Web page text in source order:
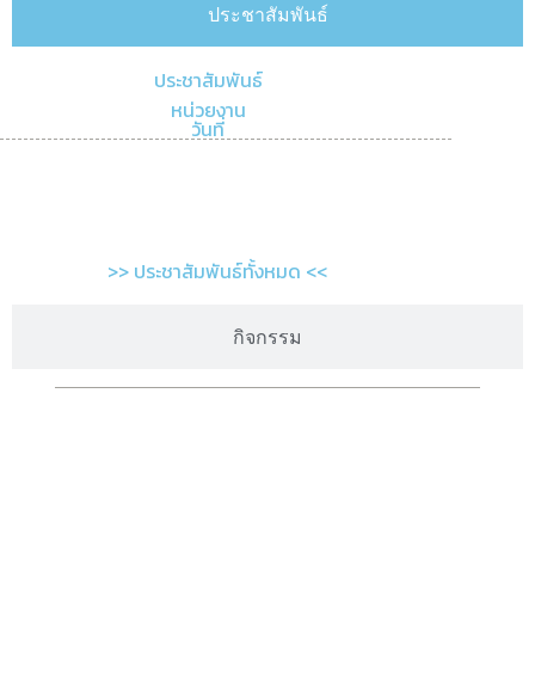
ประชาสัมพันธ์
กิจกรรม
ประชาสัมพันธ์
หน่วยงาน
วันที่
>> ประชาสัมพันธ์ทั้งหมด <<